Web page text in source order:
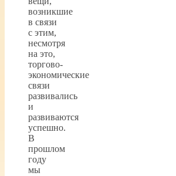
возникшие
в связи
с этим,
несмотря
на это,
торгово-
экономические
связи
развивались
и
развиваются
успешно.
В
прошлом
году
мы